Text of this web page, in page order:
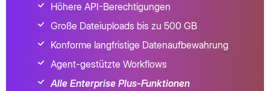
Höhere API-Berechtigungen
Große Dateiuploads bis zu 500 GB
Konforme langfristige Datenaufbewahrung
Agent-gestützte Workflows
Alle Enterprise Plus-Funktionen